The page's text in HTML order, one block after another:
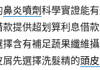
鼻炎噴劑科學實證能
款提供超划算利息借
含有補足蔬果纖維
先選擇洗髮精的頭